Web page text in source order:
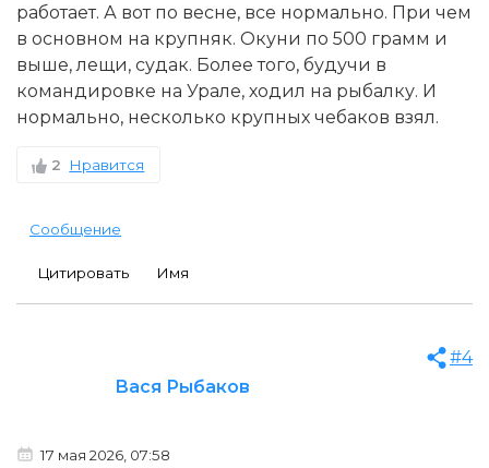
работает. А вот по весне, все нормально. При чем
в основном на крупняк. Окуни по 500 грамм и
выше, лещи, судак. Более того, будучи в
командировке на Урале, ходил на рыбалку. И
нормально, несколько крупных чебаков взял.
2 Нравится
Сообщение
Цитировать Имя
Вася Рыбаков
#4
17 мая 2026, 07:58